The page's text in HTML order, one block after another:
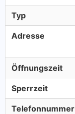
Typ
Adresse
Öffnungszeit
Sperrzeit
Telefonnummer